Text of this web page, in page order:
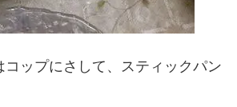
ップにさして、スティックパン